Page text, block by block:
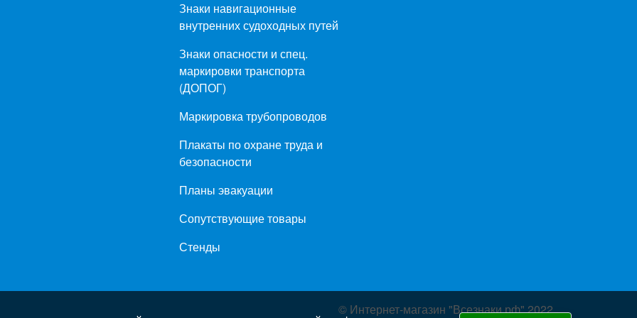
Знаки навигационные
внутренних судоходных путей
Знаки опасности и спец.
маркировки транспорта
(ДОПОГ)
Маркировка трубопроводов
Плакаты по охране труда и
безопасности
Планы эвакуации
Сопутствующие товары
Стенды
© Интернет-магазин "Всезнаки.рф" 2022